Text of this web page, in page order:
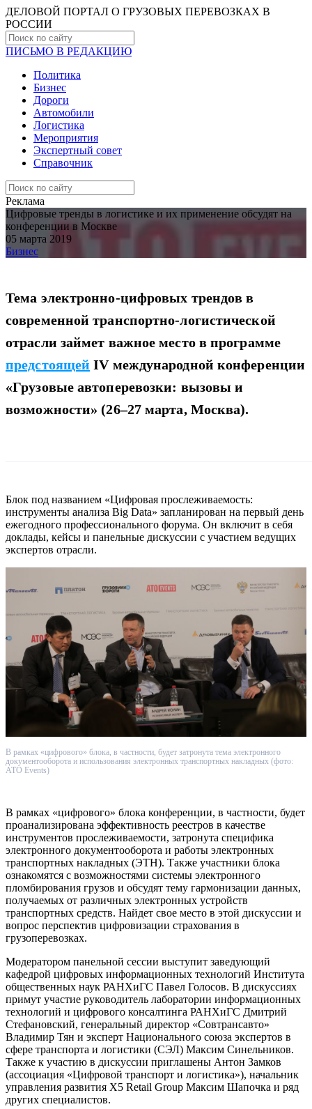
ДЕЛОВОЙ ПОРТАЛ О ГРУЗОВЫХ ПЕРЕВОЗКАХ В
РОCСИИ
ПИСЬМО В РЕДАКЦИЮ
Политика
Бизнес
Дороги
Автомобили
Логистика
Мероприятия
Экспертный совет
Справочник
Реклама
Цифровые тренды в логистике и их применение обсудят на
конференции в Москве
05 марта 2019
Бизнес
Тема электронно-цифровых трендов в
современной транспортно-логистической
отрасли займет важное место в программе
предстоящей IV международной конференции
«Грузовые автоперевозки: вызовы и
возможности» (26–27 марта, Москва).
Блок под названием «Цифровая прослеживаемость:
инструменты анализа Big Data» запланирован на первый день
ежегодного профессионального форума. Он включит в себя
доклады, кейсы и панельные дискуссии с участием ведущих
экспертов отрасли.
В рамках «цифрового» блока, в частности, будет затронута тема электронного
документооборота и использования электронных транспортных накладных (фото:
ATO Events)
В рамках «цифрового» блока конференции, в частности, будет
проанализирована эффективность реестров в качестве
инструментов прослеживаемости, затронута специфика
электронного документооборота и работы электронных
транспортных накладных (ЭТН). Также участники блока
ознакомятся с возможностями системы электронного
пломбирования грузов и обсудят тему гармонизации данных,
получаемых от различных электронных устройств
транспортных средств. Найдет свое место в этой дискуссии и
вопрос перспектив цифровизации страхования в
грузоперевозках.
Модератором панельной сессии выступит заведующий
кафедрой цифровых информационных технологий Института
общественных наук РАНХиГС Павел Голосов. В дискуссиях
примут участие руководитель лаборатории информационных
технологий и цифрового консалтинга РАНХиГС Дмитрий
Стефановский, генеральный директор «Совтрансавто»
Владимир Тян и эксперт Национального союза экспертов в
сфере транспорта и логистики (СЭЛ) Максим Синельников.
Также к участию в дискуссии приглашены Антон Замков
(ассоциация «Цифровой транспорт и логистика»), начальник
управления развития X5 Retail Group Максим Шапочка и ряд
других специалистов.